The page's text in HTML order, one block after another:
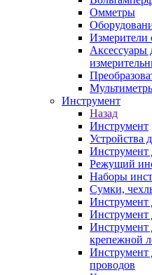
Омметры
Измерители
Аксессуары
Инструмент
Назад
Инструмент
Устройства
Инструмент
Режущий
Наборы
Сумки,
Инструмент
Инструмент
Инструмент
крепежной
Инструмент
проводов